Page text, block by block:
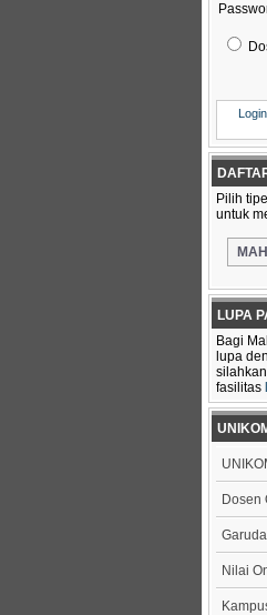
Pilih
untuk
LUPA
Bagi
lupa
fasilitas
Dosen
Nilai